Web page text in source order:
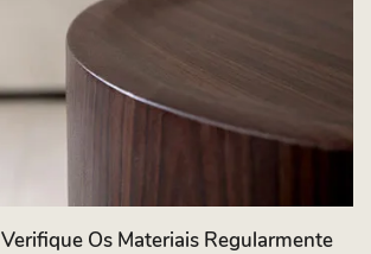
Verifique Os Materiais Regularmente